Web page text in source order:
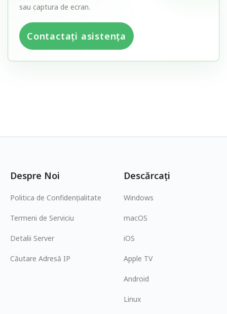
sau captura de ecran.
Contactați asistența
Despre Noi
Politica de Confidențialitate
Termeni de Serviciu
Detalii Server
Căutare Adresă IP
Descărcați
Windows
macOS
iOS
Apple TV
Android
Linux